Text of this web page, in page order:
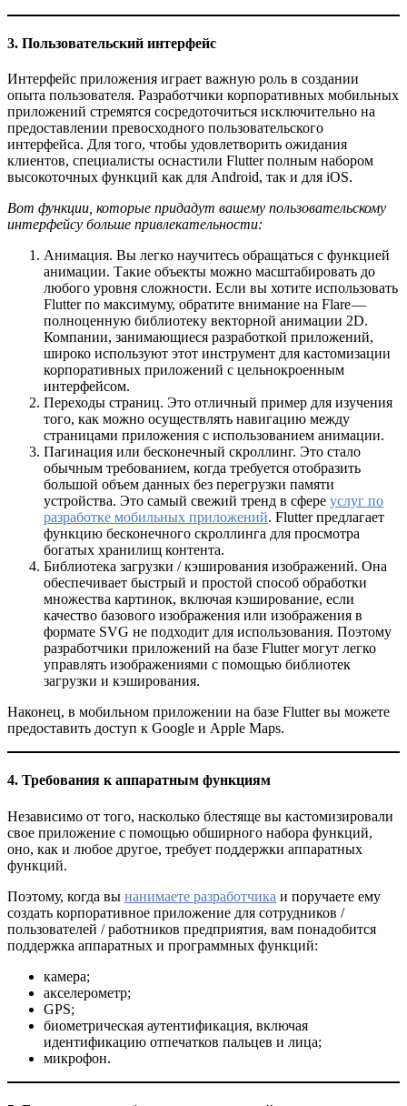
3. Пользовательский интерфейс
Интерфейс приложения играет важную роль в создании
опыта пользователя. Разработчики корпоративных мобильных
приложений стремятся сосредоточиться исключительно на
предоставлении превосходного пользовательского
интерфейса. Для того, чтобы удовлетворить ожидания
клиентов, специалисты оснастили Flutter полным набором
высокоточных функций как для Android, так и для iOS.
Вот функции, которые придадут вашему пользовательскому
интерфейсу больше привлекательности:
Анимация. Вы легко научитесь обращаться с функцией
анимации. Такие объекты можно масштабировать до
любого уровня сложности. Если вы хотите использовать
Flutter по максимуму, обратите внимание на Flare —
полноценную библиотеку векторной анимации 2D.
Компании, занимающиеся разработкой приложений,
широко используют этот инструмент для кастомизации
корпоративных приложений с цельнокроенным
интерфейсом.
Переходы страниц. Это отличный пример для изучения
того, как можно осуществлять навигацию между
страницами приложения с использованием анимации.
Пагинация или бесконечный скроллинг. Это стало
обычным требованием, когда требуется отобразить
большой объем данных без перегрузки памяти
устройства. Это самый свежий тренд в сфере услуг по
разработке мобильных приложений. Flutter предлагает
функцию бесконечного скроллинга для просмотра
богатых хранилищ контента.
Библиотека загрузки / кэширования изображений. Она
обеспечивает быстрый и простой способ обработки
множества картинок, включая кэширование, если
качество базового изображения или изображения в
формате SVG не подходит для использования. Поэтому
разработчики приложений на базе Flutter могут легко
управлять изображениями с помощью библиотек
загрузки и кэширования.
Наконец, в мобильном приложении на базе Flutter вы можете
предоставить доступ к Google и Apple Maps.
4. Требования к аппаратным функциям
Независимо от того, насколько блестяще вы кастомизировали
свое приложение с помощью обширного набора функций,
оно, как и любое другое, требует поддержки аппаратных
функций.
Поэтому, когда вы нанимаете разработчика и поручаете ему
создать корпоративное приложение для сотрудников /
пользователей / работников предприятия, вам понадобится
поддержка аппаратных и программных функций:
камера;
акселерометр;
GPS;
биометрическая аутентификация, включая
идентификацию отпечатков пальцев и лица;
микрофон.